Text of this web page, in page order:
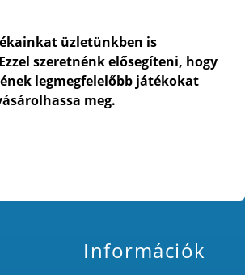
üzletünkben is
szeretnénk elősegíteni, hogy
legmegfelelőbb játékokat
meg.
Információk